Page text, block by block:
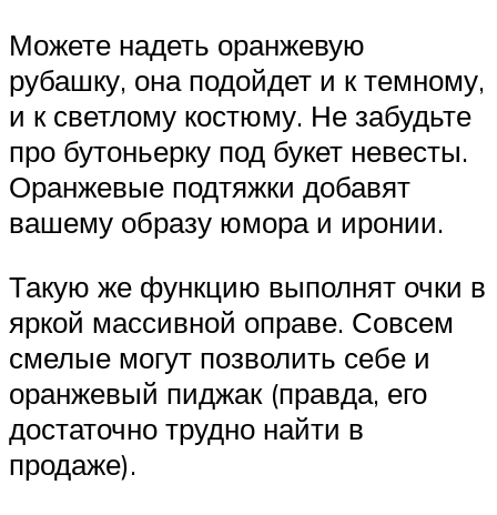
Можете надеть оранжевую
рубашку, она подойдет и к темному,
и к светлому костюму. Не забудьте
про бутоньерку под букет невесты.
Оранжевые подтяжки добавят
вашему образу юмора и иронии.
Такую же функцию выполнят очки в
яркой массивной оправе. Совсем
смелые могут позволить себе и
оранжевый пиджак (правда, его
достаточно трудно найти в
продаже).